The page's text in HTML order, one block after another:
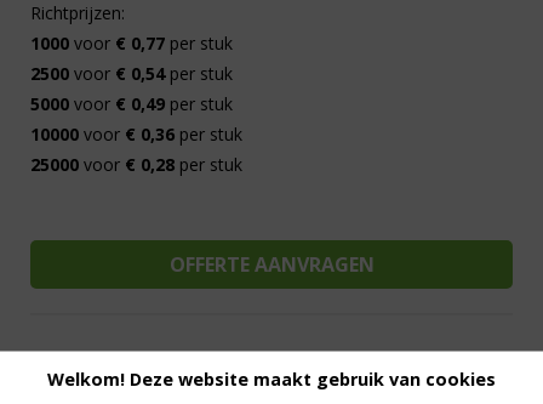
Richtprijzen:
1000 voor € 0,77 per stuk
2500 voor € 0,54per stuk
5000 voor € 0,49 per stuk
10000 voor € 0,36 per stuk
25000 voor € 0,28 per stuk
Al 15 jaar de meest orginele Giveaways Direct Contact
Welkom! Deze website maakt gebruik van cookies